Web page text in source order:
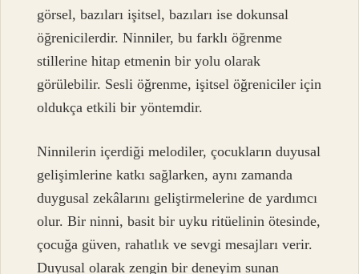
görsel, bazıları işitsel, bazıları ise dokunsal
öğrenicilerdir. Ninniler, bu farklı öğrenme
stillerine hitap etmenin bir yolu olarak
görülebilir. Sesli öğrenme, işitsel öğreniciler için
oldukça etkili bir yöntemdir.
Ninnilerin içerdiği melodiler, çocukların duyusal
gelişimlerine katkı sağlarken, aynı zamanda
duygusal zekâlarını geliştirmelerine de yardımcı
olur. Bir ninni, basit bir uyku ritüelinin ötesinde,
çocuğa güven, rahatlık ve sevgi mesajları verir.
Duyusal olarak zengin bir deneyim sunan